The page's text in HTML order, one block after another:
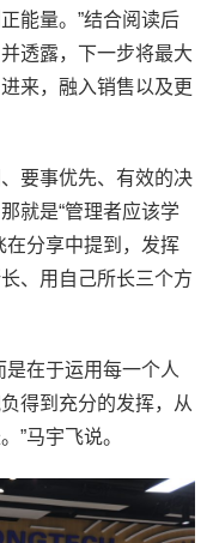
能量。”结合阅读后
透露，下一步将最大
来，融入销售以及更
要事优先、有效的决
就是“管理者应该学
在分享中提到，发挥
、用自己所长三个方
是在于运用每一个人
得到充分的发挥，从
”马宇飞说。